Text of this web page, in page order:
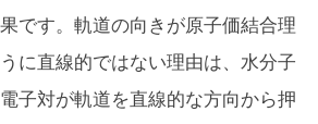
です。軌道の向きが原子価結合理
に直線的ではない理由は、水分子
子対が軌道を直線的な方向から押